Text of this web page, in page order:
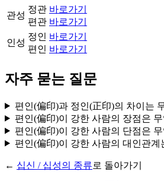
관성
정관
편관
바로가기
바로가기
인성
정인
편인
바로가기
바로가기
자주 묻는 질문
편인(偏印)과 정인(正印)의 차이는
편인(偏印)이 강한 사람의 장점은
편인(偏印)이 강한 사람의 단점은
편인(偏印)이 강한 사람의 대인관계
← 십신 / 십성의 종류로 돌아가기